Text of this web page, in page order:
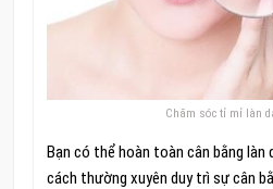
Chăm sóc tỉ mỉ làn
Bạn có thể hoàn toàn cân bằng làn
cách thường xuyên duy trì sự cân